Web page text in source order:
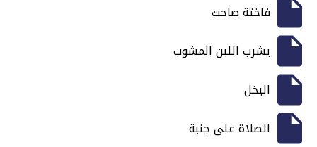
فاختة صاحت
يشرب اللبن المشوب
البخل
الصلاة على جنبة